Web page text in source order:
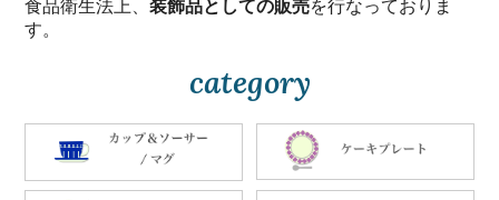
食品衛生法上、装飾品としての販売を行なっておりま
す。
category